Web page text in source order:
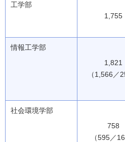
工学部
1,755
情報工学部
1,821
（1,566／
社会環境学部
758
（595／